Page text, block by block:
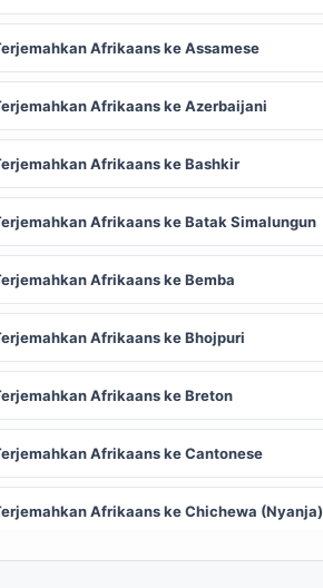
Afrikaans ke Assamese
Afrikaans ke Azerbaijani
Afrikaans ke Bashkir
Afrikaans ke Batak Simalungun
Afrikaans ke Bemba
Afrikaans ke Bhojpuri
Afrikaans ke Breton
Afrikaans ke Cantonese
Afrikaans ke Chichewa (Nyanja)